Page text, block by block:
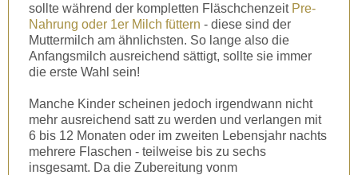
sollte während der kompletten Fläschchenzeit Pre-
Nahrung oder 1er Milch füttern - diese sind der
Muttermilch am ähnlichsten. So lange also die
Anfangsmilch ausreichend sättigt, sollte sie immer
die erste Wahl sein!
Manche Kinder scheinen jedoch irgendwann nicht
mehr ausreichend satt zu werden und verlangen mit
6 bis 12 Monaten oder im zweiten Lebensjahr nachts
mehrere Flaschen - teilweise bis zu sechs
insgesamt. Da die Zubereitung vonm